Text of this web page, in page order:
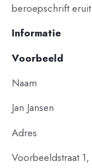
beroepschrift
Informatie
Voorbeeld
Naam
Jan Jansen
Adres
Voorbeeldstraat 1,